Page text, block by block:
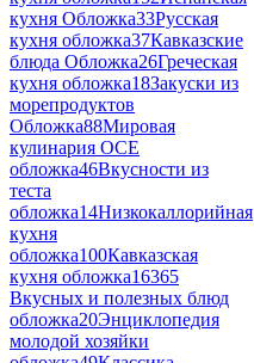
кухня Обложка33Русская
кухня обложка37Кавказские
блюда Обложка26Греческая
кухня обложка18Закуски из
морепродуктов
Обложка88Мировая
кулинария ОСЕ
обложка46Вкусности из
теста
обложка14Низкокаллорийная
кухня
обложка100Кавказская
кухня обложка16365
Вкусных и полезных блюд
обложка20Энциклопедия
молодой хозяйки